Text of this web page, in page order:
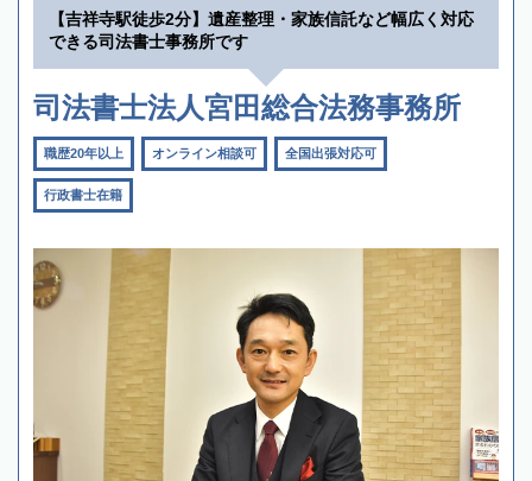
【吉祥寺駅徒歩2分】遺産整理・家族信託など幅広く対応
できる司法書士事務所です
司法書士法人宮田総合法務事務所
職歴20年以上 オンライン相談可 全国出張対応可
行政書士在籍